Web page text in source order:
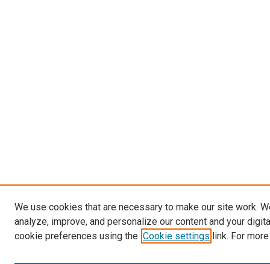
We use cookies that are necessary to make our site work.
analyze, improve, and personalize our content and your
cookie preferences using the Cookie settings link. For